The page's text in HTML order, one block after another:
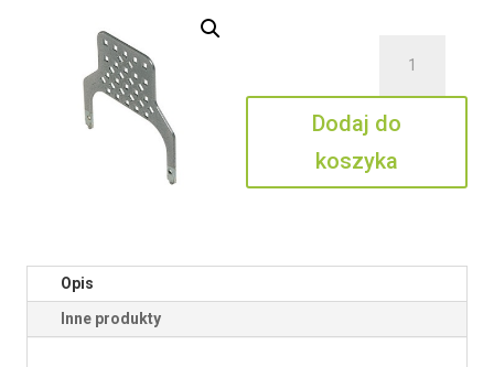
06
FS
Dodaj do
koszyka
Opis
Inne produkty